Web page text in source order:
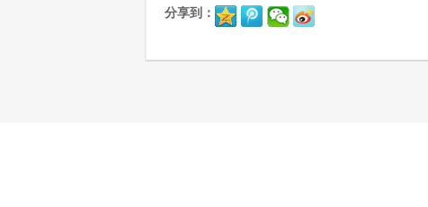
分享到：